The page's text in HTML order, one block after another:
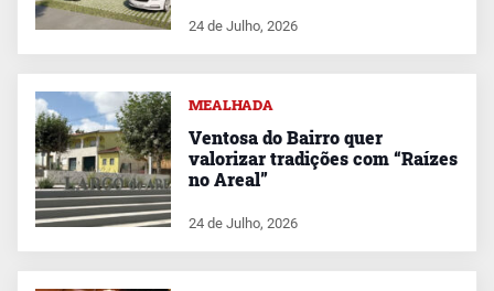
24 de Julho, 2026
MEALHADA
Ventosa do Bairro quer
valorizar tradições com “Raízes
no Areal”
24 de Julho, 2026